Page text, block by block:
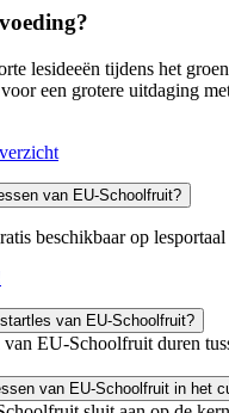
lesideeën tijdens het
een grotere uitdaging
van EU-Schoolfruit?
beschikbaar op
van EU-Schoolfruit?
van EU-Schoolfruit duren
van EU-Schoolfruit in het